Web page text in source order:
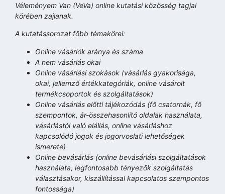
Véleményem Van (VeVa) online kutatási közösség tagjai
körében zajlanak.
A kutatássorozat főbb témakörei:
Online vásárlók aránya és száma
A nem vásárlás okai
Online vásárlási szokások (vásárlás gyakorisága,
okai, jellemző értékkategóriák, online vásárolt
termékcsoportok és szolgáltatások)
Online vásárlás előtti tájékozódás (fő csatornák, fő
szempontok, ár-összehasonlító oldalak használata,
vásárlástól való elállás, online vásárláshoz
kapcsolódó jogok és jogorvoslati lehetőségek
ismerete)
Online bevásárlás (online bevásárlási szolgáltatások
használata, legfontosabb tényezők szolgáltatás
választásakor, kiszállítással kapcsolatos szempontos
fontossága)